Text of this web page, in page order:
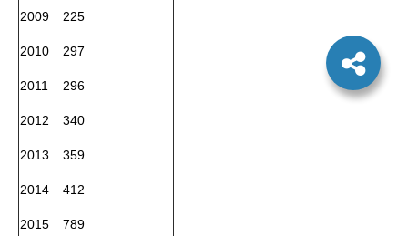
2009 225
2010 297
2011 296
2012 340
2013 359
2014 412
2015 789